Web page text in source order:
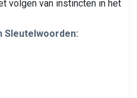
volgen van instincten in het
Sleutelwoorden: